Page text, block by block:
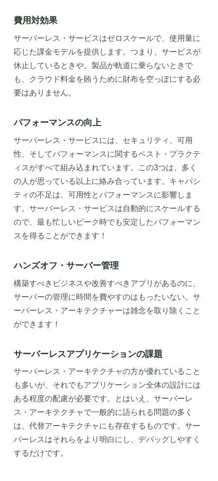
費用対効果
サーバーレス・サービスはゼロスケールで、使用量に
応じた課金モデルを提供します。つまり、サービスが
休止しているときや、製品が軌道に乗らないときで
も、クラウド料金を賄うために財布を空っぽにする必
要はありません。
パフォーマンスの向上
サーバーレス・サービスには、セキュリティ、可用
性、そしてパフォーマンスに関するベスト・プラクテ
ィスがすべて組み込まれています。この3つは、多く
の人が思っている以上に絡み合っています。キャパシ
ティの不足は、可用性とパフォーマンスに影響しま
す。サーバーレス・サービスは自動的にスケールする
ので、最も忙しいピーク時でも安定したパフォーマン
スを得ることができます！
ハンズオフ・サーバー管理
構築すべきビジネスや改善すべきアプリがあるのに、
サーバーの管理に時間を費やすのはもったいない。サ
ーバーレス・アーキテクチャーは雑念を取り除くこと
ができます！
サーバーレスアプリケーションの課題
サーバーレス・アーキテクチャの方が優れていること
も多いが、それでもアプリケーション全体の設計には
ある程度の配慮が必要です。とはいえ、サーバーレ
ス・アーキテクチャで一般的に語られる問題の多く
は、代替アーキテクチャにも存在するものです。サー
バーレスはそれらをより明白にし、デバッグしやすく
するだけです。